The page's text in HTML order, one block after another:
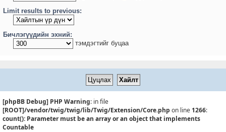
Limit results to previous:
Бичлэгүүдийн эхний:
тэмдэгтийг буцаа
[phpBB Debug] PHP Warning: in file
[ROOT]/vendor/twig/twig/lib/Twig/Extension/Core.php on line 1266:
count(): Parameter must be an array or an object that implements
Countable